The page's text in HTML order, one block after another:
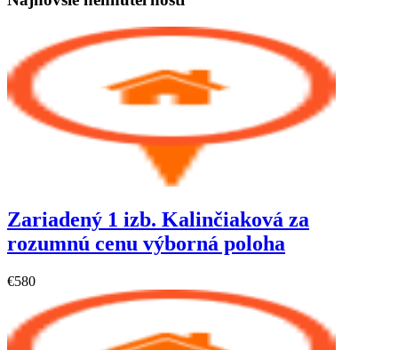
Zariadený 1 izb. Kalinčiaková za
rozumnú cenu výborná poloha
€580